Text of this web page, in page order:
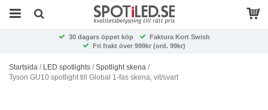
30 dagars öppet köp
Faktura Kort Swish
Fri frakt över 999kr (ord. 99kr)
Startsida / LED spotlights /Spotlight skena /
Tyson GU10 spotlight till Global 1-fas skena, vit/svart